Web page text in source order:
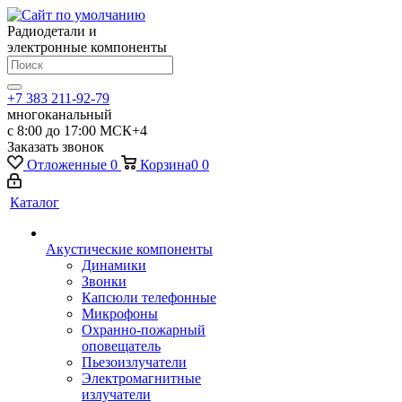
Радиодетали и
электронные компоненты
+7 383 211-92-79
многоканальный
с 8:00 до 17:00 МСК+4
Заказать звонок
Отложенные 0 Корзина0 0
Каталог
Акустические компоненты
Динамики
Звонки
Капсюли телефонные
Микрофоны
Охранно-пожарный
оповещатель
Пьезоизлучатели
Электромагнитные
излучатели